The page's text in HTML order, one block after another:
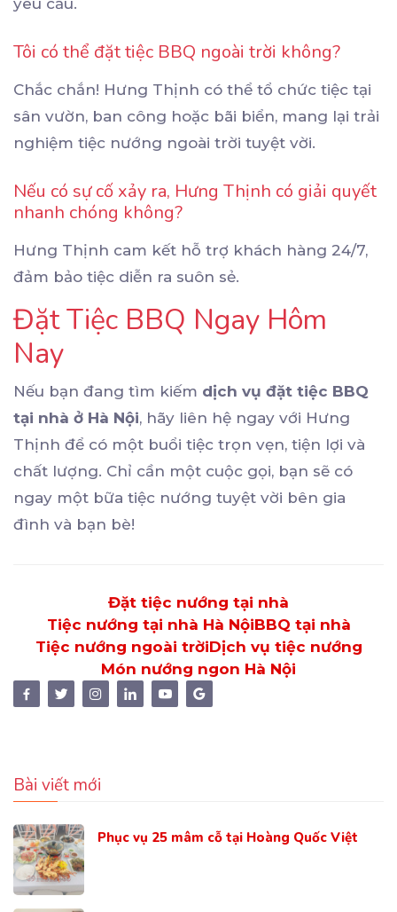
yêu cầu.
Tôi có thể đặt tiệc BBQ ngoài trời không?
Chắc chắn! Hưng Thịnh có thể tổ chức tiệc tại
sân vườn, ban công hoặc bãi biển, mang lại trải
nghiệm tiệc nướng ngoài trời tuyệt vời.
Nếu có sự cố xảy ra, Hưng Thịnh có giải quyết
nhanh chóng không?
Hưng Thịnh cam kết hỗ trợ khách hàng 24/7,
đảm bảo tiệc diễn ra suôn sẻ.
Đặt Tiệc BBQ Ngay Hôm
Nay
Nếu bạn đang tìm kiếm dịch vụ đặt tiệc BBQ
tại nhà ở Hà Nội, hãy liên hệ ngay với Hưng
Thịnh để có một buổi tiệc trọn vẹn, tiện lợi và
chất lượng. Chỉ cần một cuộc gọi, bạn sẽ có
ngay một bữa tiệc nướng tuyệt vời bên gia
đình và bạn bè!
Đặt tiệc nướng tại nhà
Tiệc nướng tại nhà Hà NộiBBQ tại nhà
Tiệc nướng ngoài trờiDịch vụ tiệc nướng
Món nướng ngon Hà Nội
Bài viết mới
Phục vụ 25 mâm cỗ tại Hoàng Quốc Việt